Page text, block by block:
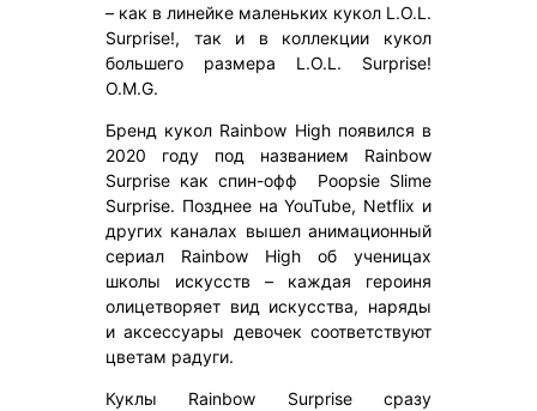
– как в линейке маленьких кукол L.O.L.
Surprise!, так и в коллекции кукол
большего размера L.O.L. Surprise!
O.M.G.
Бренд кукол Rainbow High появился в
2020 году под названием Rainbow
Surprise как спин-офф Poopsie Slime
Surprise. Позднее на YouTube, Netflix и
других каналах вышел анимационный
сериал Rainbow High об ученицах
школы искусств – каждая героиня
олицетворяет вид искусства, наряды
и аксессуары девочек соответствуют
цветам радуги.
Куклы Rainbow Surprise сразу